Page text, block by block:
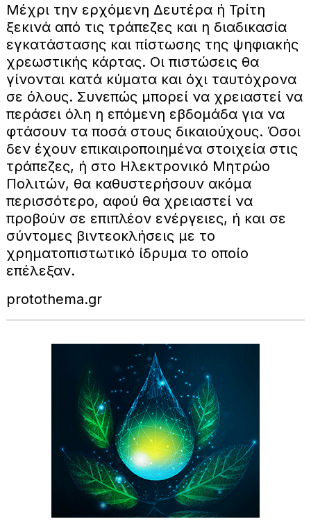
Μέχρι την ερχόμενη Δευτέρα ή Τρίτη
ξεκινά από τις τράπεζες και η διαδικασία
εγκατάστασης και πίστωσης της ψηφιακής
χρεωστικής κάρτας. Οι πιστώσεις θα
γίνονται κατά κύματα και όχι ταυτόχρονα
σε όλους. Συνεπώς μπορεί να χρειαστεί να
περάσει όλη η επόμενη εβδομάδα για να
φτάσουν τα ποσά στους δικαιούχους. Όσοι
δεν έχουν επικαιροποιημένα στοιχεία στις
τράπεζες, ή στο Ηλεκτρονικό Μητρώο
Πολιτών, θα καθυστερήσουν ακόμα
περισσότερο, αφού θα χρειαστεί να
προβούν σε επιπλέον ενέργειες, ή και σε
σύντομες βιντεοκλήσεις με το
χρηματοπιστωτικό ίδρυμα το οποίο
επέλεξαν.
protothema.gr